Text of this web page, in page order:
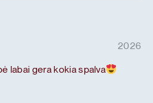
2026
labai gera kokia spalva